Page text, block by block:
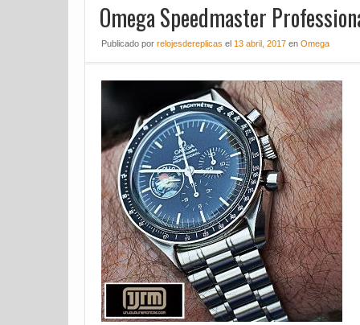
Omega Speedmaster
Publicado por relojesdereplicas el 13 abril, 2017 en Omega